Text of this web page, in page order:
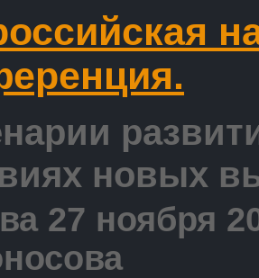
новых
27 ноября